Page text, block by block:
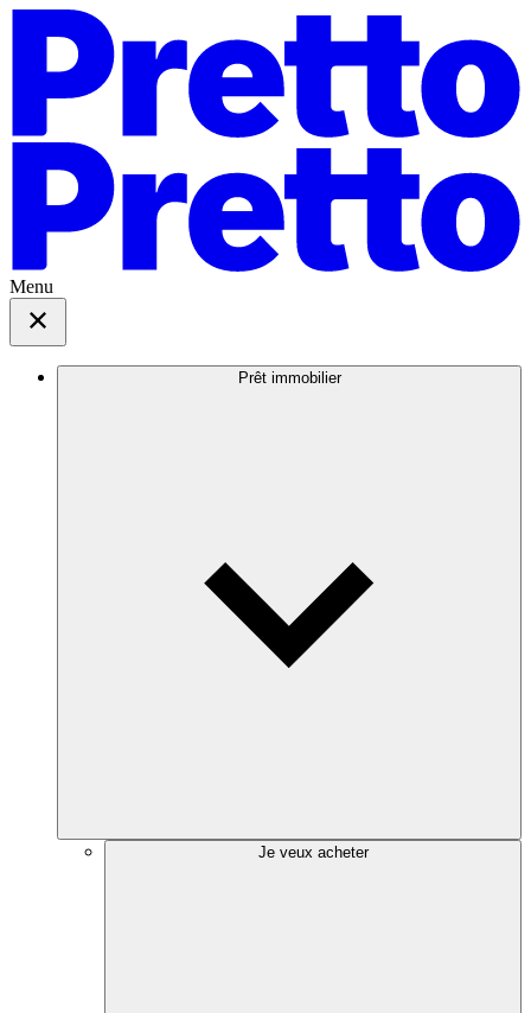
Menu
Prêt immobilier
Je veux acheter